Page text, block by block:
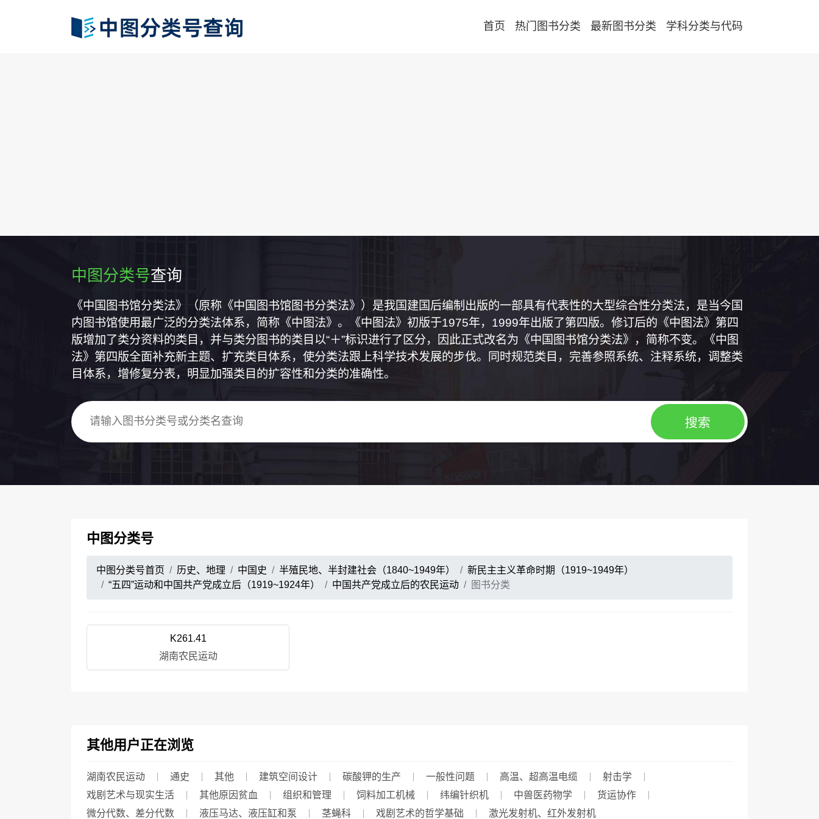
首页 热门图书分类 最新图书分类 学科分类与代码
中图分类号查询
《中国图书馆分类法》（原称《中国图书馆图书分类法》）是我国建国后编制出版的一部具有代表性的大型综合性分类法，是当今国
内图书馆使用最广泛的分类法体系，简称《中图法》。《中图法》初版于1975年，1999年出版了第四版。修订后的《中图法》第四
版增加了类分资料的类目，并与类分图书的类目以“＋”标识进行了区分，因此正式改名为《中国图书馆分类法》，简称不变。《中图
法》第四版全面补充新主题、扩充类目体系，使分类法跟上科学技术发展的步伐。同时规范类目，完善参照系统、注释系统，调整类
目体系，增修复分表，明显加强类目的扩容性和分类的准确性。
中图分类号
中图分类号首页 历史、地理 中国史 半殖民地、半封建社会（1840~1949年）
新民主主义革命时期（1919~1949年）
“五四”运动和中国共产党成立后（1919~1924年）
中国共产党成立后的农民运动 图书分类
K261.41
湖南农民运动
其他用户正在浏览
湖南农民运动 通史 其他 建筑空间设计 碳酸钾的生产 一般性问题 高温、超高温电缆
射击学
戏剧艺术与现实生活
其他原因贫血 组织和管理 饲料加工机械 纬编针织机 中兽医药物学
货运协作
微分代数、差分代数
液压马达、液压缸和泵 茎蝇科 戏剧艺术的哲学基础 激光发射机、红外发射机